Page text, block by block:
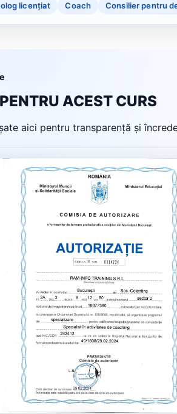
licențiat Coach Consilier pentru
ACEST CURS
aici pentru transparență și